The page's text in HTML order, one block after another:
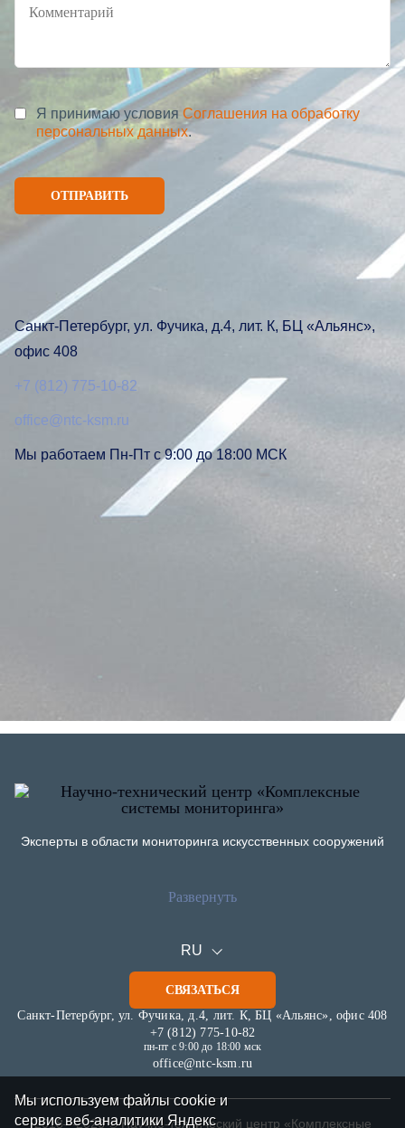
Я принимаю условия Соглашения на обработку
персональных данных.
Санкт-Петербург, ул. Фучика, д.4, лит. К, БЦ «Альянс»,
офис 408
+7 (812) 775-10-82
office@ntc-ksm.ru
Мы работаем Пн-Пт с 9:00 до 18:00 МСК
Эксперты в области мониторинга искусственных сооружений
Развернуть
Карьера
Программное обеспечение
KSM.Flow
Отрасли
Новости
Статьи
Оборудование
Услуги
RU
СВЯЗАТЬСЯ
Санкт-Петербург, ул. Фучика, д.4, лит. К, БЦ «Альянс», офис 408
+7 (812) 775-10-82
пн-пт с 9:00 до 18:00 мск
office@ntc-ksm.ru
2018—2026 © Научно-технический центр «Комплексные
Мы используем файлы cookie и
сервис веб-аналитики Яндекс